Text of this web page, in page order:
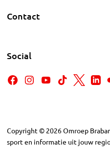
Contact
Social
Copyright © 2026Omroep
sport en informatie uit jouw